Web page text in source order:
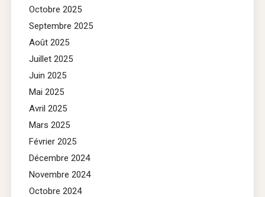
Octobre 2025
Septembre 2025
Août 2025
Juillet 2025
Juin 2025
Mai 2025
Avril 2025
Mars 2025
Février 2025
Décembre 2024
Novembre 2024
Octobre 2024